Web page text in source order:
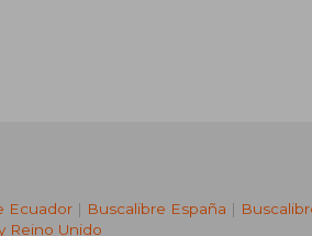
Ecuador | Buscalibre España |
Reino Unido